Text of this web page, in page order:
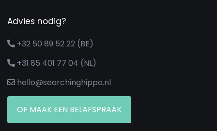
Advies nodig?
+32 50 89 52 22 (BE)
+31 85 401 77 04 (NL)
hello@searchinghippo.nl
OF MAAK EEN BELAFSPRAAK